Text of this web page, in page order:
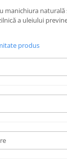
manichiura
a uleiului
produs